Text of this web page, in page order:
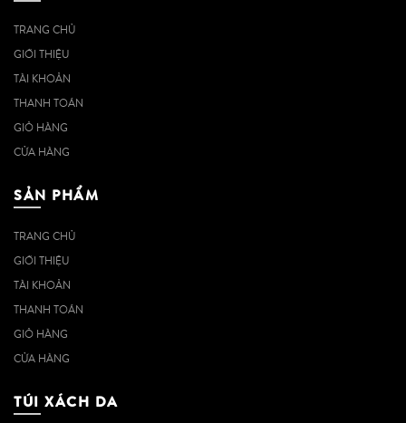
TRANG CHỦ
GIỚI THIỆU
TÀI KHOẢN
THANH TOÁN
GIỎ HÀNG
CỬA HÀNG
SẢN PHẨM
TRANG CHỦ
GIỚI THIỆU
TÀI KHOẢN
THANH TOÁN
GIỎ HÀNG
CỬA HÀNG
TÚI XÁCH DA